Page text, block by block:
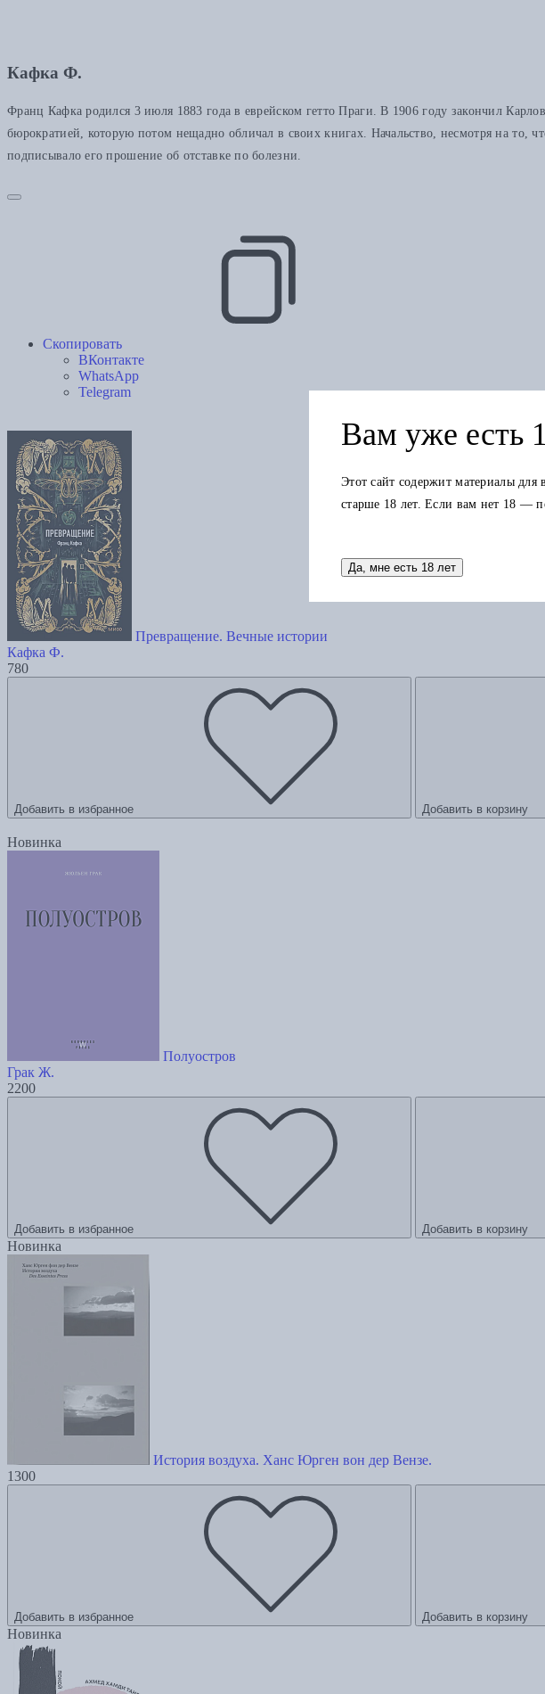
Кафка Ф.
Франц Кафка родился 3 июля 1883 года в еврейском гетто Праги. В 1906 году закончил
бюрократией, которую потом нещадно обличал в своих книгах. Начальство, несмотря на то,
подписывало его прошение об отставке по болезни.
Скопировать
ВКонтакте
WhatsApp
Telegram
Превращение. Вечные истории
Кафка Ф.
780
Добавить в избранное Добавить в корзину
Новинка
Полуостров
Грак Ж.
2200
Добавить в избранное Добавить в корзину
Новинка
История воздуха. Ханс Юрген вон дер Вензе.
1300
Добавить в избранное Добавить в корзину
Новинка
Вам уже есть
Этот сайт содержит материалы для
старше 18 лет. Если вам нет 18 —
Да, мне есть 18 лет